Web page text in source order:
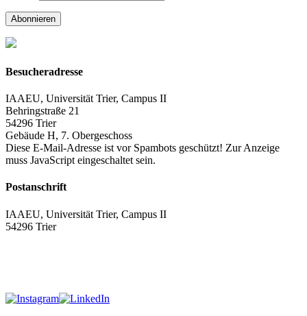
Abonnieren
Besucheradresse
IAAEU, Universität Trier, Campus II
Behringstraße 21
54296 Trier
Gebäude H, 7. Obergeschoss
Diese E-Mail-Adresse ist vor Spambots geschützt! Zur Anzeige
muss JavaScript eingeschaltet sein.
Postanschrift
IAAEU, Universität Trier, Campus II
54296 Trier